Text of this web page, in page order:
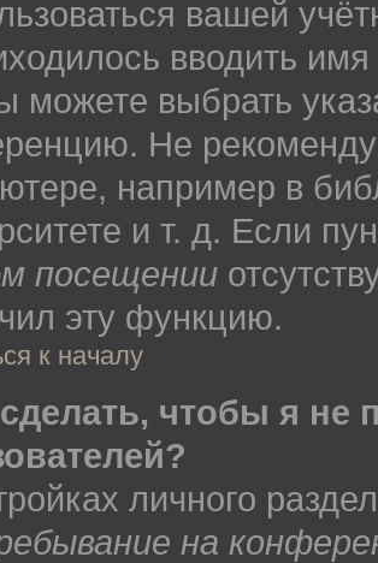
вашей
вводить
можете выбрать
Не
например в
и т. д. Если
посещении
эту функцию.
к началу
чтобы я не
личного
на